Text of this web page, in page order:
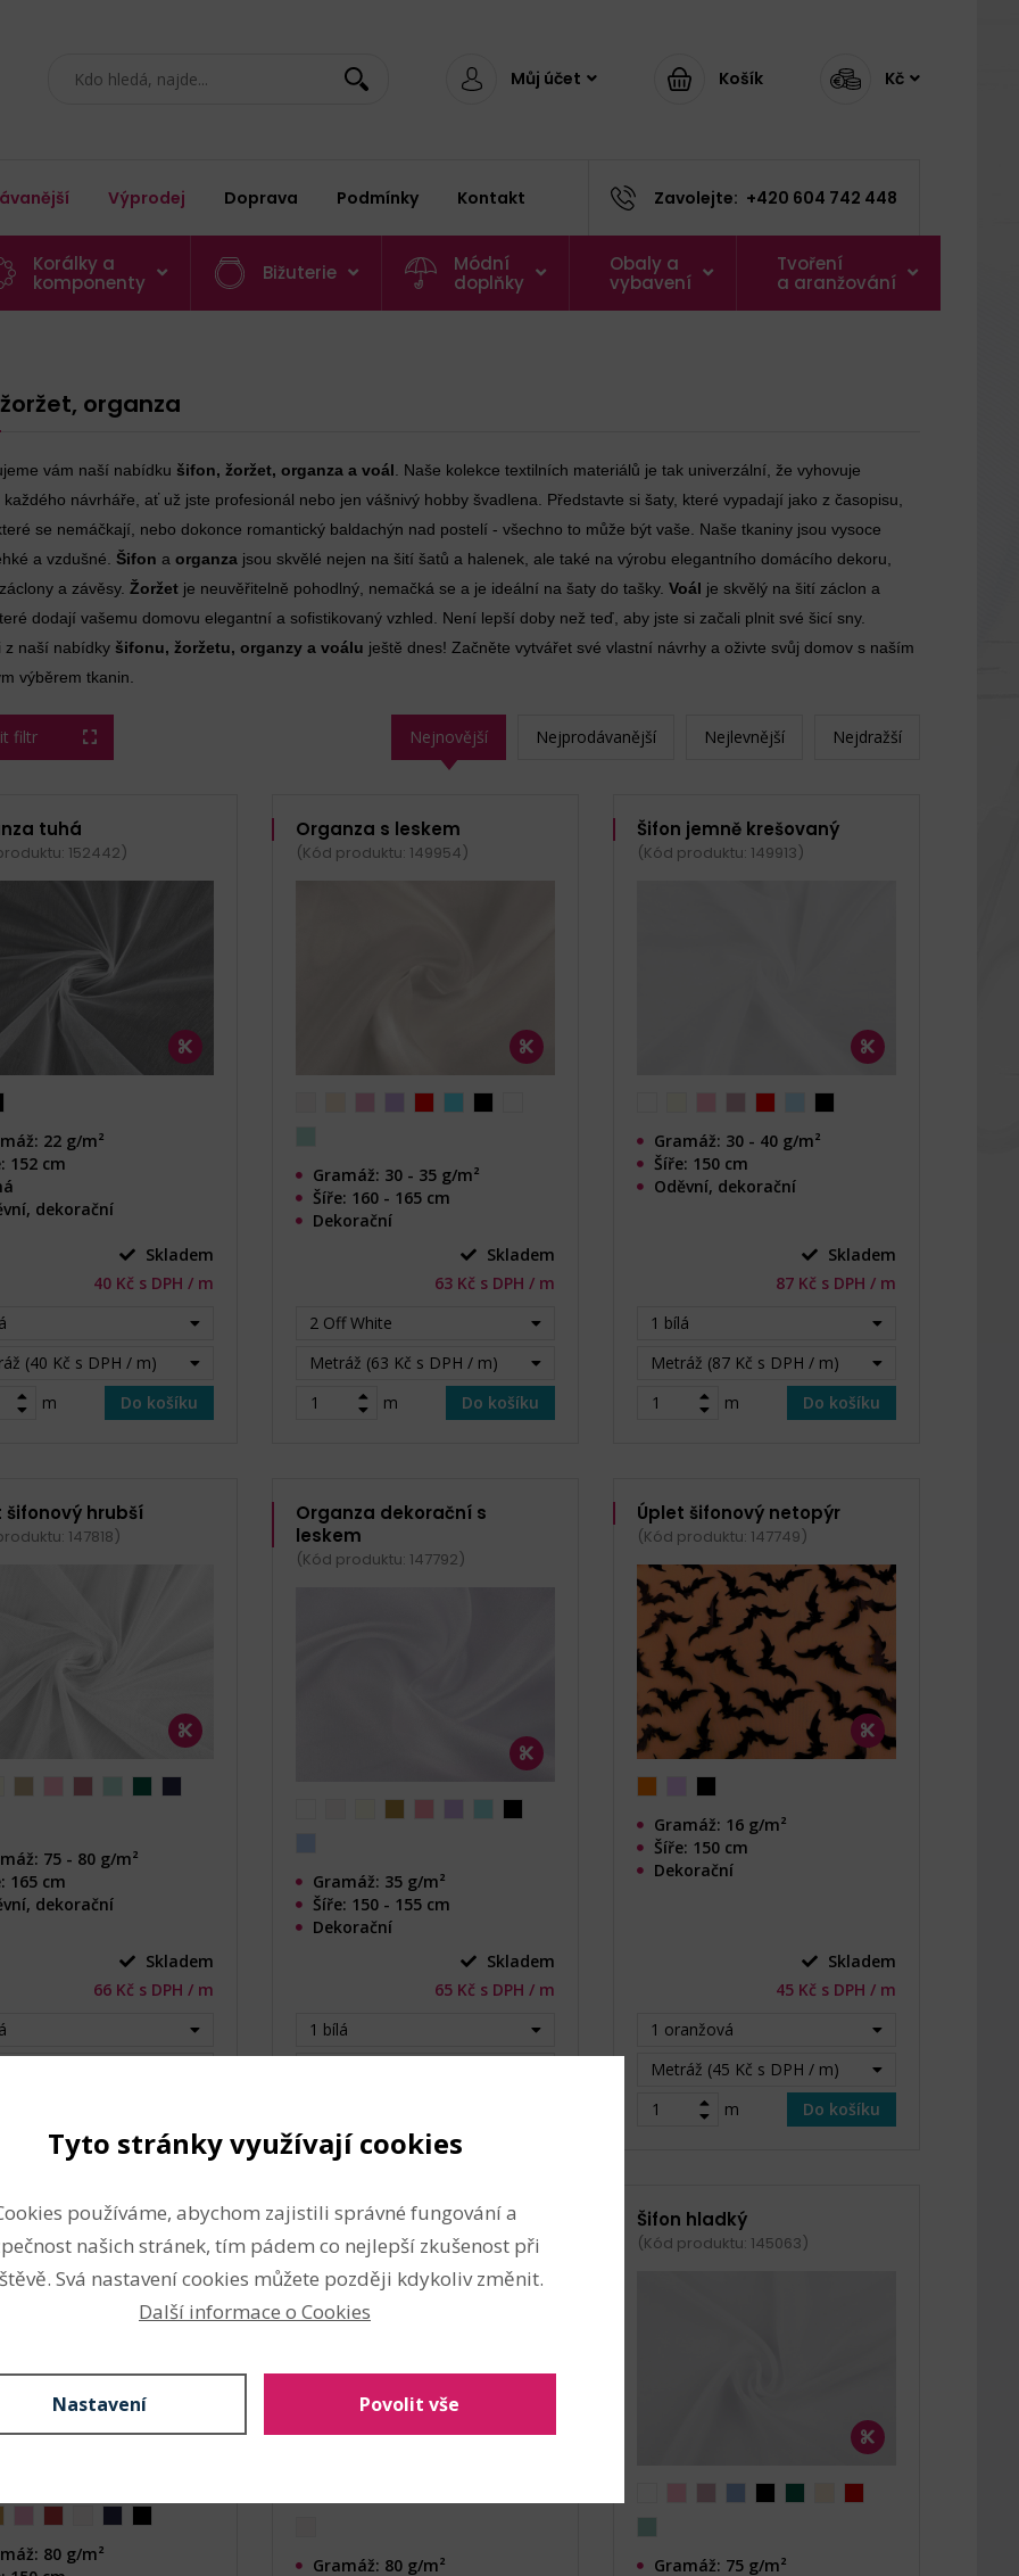
Můj účet Košík Kč
Výprodej Doprava Podmínky Kontakt Zavolejte: +420 604 742 448
Korálky a
komponenty
Bižuterie
Módní
doplňky
Obaly a
vybavení
Tvoření
a aranžování
organza
vám naší nabídku šifon, žoržet, organza a voál . Naše kolekce textilních materiálů je tak univerzální, že vyhovuje
každého návrháře, ať už jste profesionál nebo jen vášnivý hobby švadlena. Představte si šaty, které vypadají jako z časopisu,
se nemáčkají, nebo dokonce romantický baldachýn nad postelí - všechno to může být vaše. Naše tkaniny jsou vysoce
a vzdušné. Šifon a organza jsou skvělé nejen na šití šatů a halenek, ale také na výrobu elegantního domácího dekoru,
a závěsy. Žoržet je neuvěřitelně pohodlný, nemačká se a je ideální na šaty do tašky. Voál je skvělý na šití záclon a
dodají vašemu domovu elegantní a sofistikovaný vzhled. Není lepší doby než teď, aby jste si začali plnit své šicí sny.
z naší nabídky šifonu, žoržetu, organzy a voálu ještě dnes! Začněte vytvářet své vlastní návrhy a oživte svůj domov s naším
výběrem tkanin.
filtr Nejnovější Nejprodávanější Nejlevnější Nejdražší
tuhá
152442)
22 g/m²
152 cm
dekorační
Skladem
40 Kč s DPH / m
(40 Kč s DPH / m)
m
Do košíku
Organza s leskem
(Kód produktu: 149954)
Gramáž: 30 - 35 g/m²
Šíře: 160 - 165 cm
Dekorační
Skladem
63 Kč s DPH / m
2 Off White
Metráž (63 Kč s DPH / m)
m
Do košíku
Šifon jemně krešovaný
(Kód produktu: 149913)
Gramáž: 30 - 40 g/m²
Šíře: 150 cm
Oděvní, dekorační
Skladem
87 Kč s DPH / m
1 bílá
Metráž (87 Kč s DPH / m)
m
Do košíku
šifonový hrubší
147818)
75 - 80 g/m²
165 cm
dekorační
Skladem
66 Kč s DPH / m
Organza dekorační s
leskem
(Kód produktu: 147792)
Gramáž: 35 g/m²
Šíře: 150 - 155 cm
Dekorační
Skladem
65 Kč s DPH / m
1 bílá
Úplet šifonový netopýr
(Kód produktu: 147749)
Gramáž: 16 g/m²
Šíře: 150 cm
Dekorační
Skladem
45 Kč s DPH / m
1 oranžová
Metráž (45 Kč s DPH / m)
m
Do košíku
s ozdobnou nitkou s
efektem
147715)
80 g/m²
Šifon strukturovaný
(Kód produktu: 145064)
Gramáž: 80 g/m²
Šifon hladký
(Kód produktu: 145063)
Gramáž: 75 g/m²
Tyto stránky využívají cookies
používáme, abychom zajistili správné fungování a
našich stránek, tím pádem co nejlepší zkušenost při
Svá nastavení cookies můžete později kdykoliv změnit.
Další informace o Cookies
Nastavení Povolit vše